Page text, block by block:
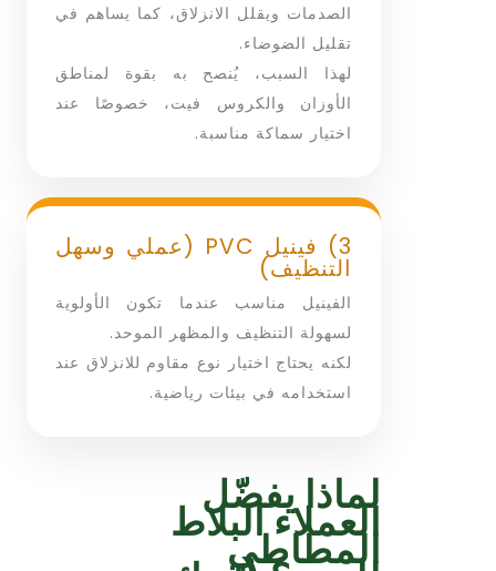
الصدمات ويقلل الانزلاق، كما يساهم في
تقليل الضوضاء.
لهذا السبب، يُنصح به بقوة لمناطق
الأوزان والكروس فيت، خصوصًا عند
اختيار سماكة مناسبة.
3) فينيل PVC (عملي وسهل
التنظيف)
الفينيل مناسب عندما تكون الأولوية
لسهولة التنظيف والمظهر الموحد.
لكنه يحتاج اختيار نوع مقاوم للانزلاق عند
استخدامه في بيئات رياضية.
لماذا يفضّل
العملاء البلاط
المطاطي